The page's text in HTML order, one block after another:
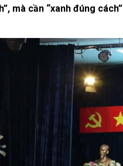
mà cần “xanh đúng cách”